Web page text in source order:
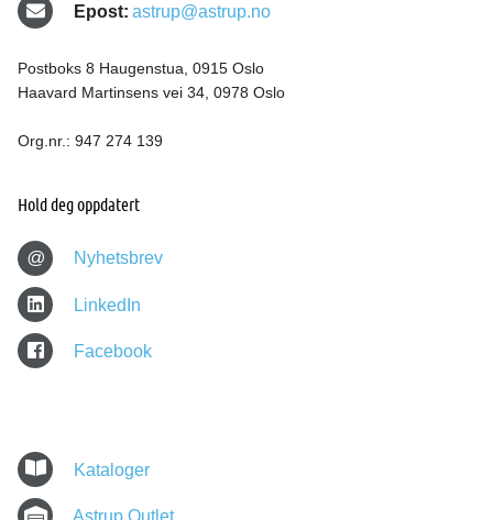
Epost: astrup@astrup.no
Postboks 8 Haugenstua, 0915 Oslo
Haavard Martinsens vei 34, 0978 Oslo
Org.nr.: 947 274 139
Hold deg oppdatert
@ Nyhetsbrev
LinkedIn
Facebook
Kataloger